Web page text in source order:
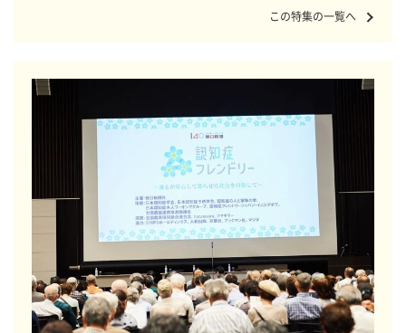
この特集の一覧へ